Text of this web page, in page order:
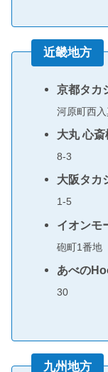
近畿地方
京都タカ
河原町西
大丸 心斎
8-3
大阪タカ
1-5
イオンモ
砲町1番地
あべの
30
九州地方